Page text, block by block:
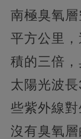
南極臭氧
平方公里
積的三倍
太陽光波
些紫外線
沒有臭氧